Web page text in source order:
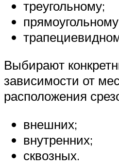
треугольному;
Выбирают
зависимости от
расположения
внешних;
внутренних;
сквозных.